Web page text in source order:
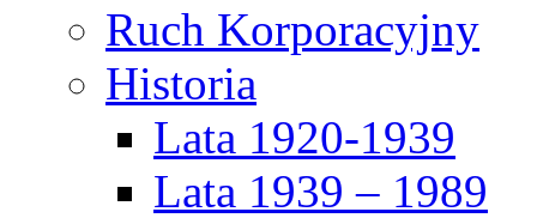
Ruch Korporacyjny
Historia
Lata 1920-1939
Lata 1939 – 1989